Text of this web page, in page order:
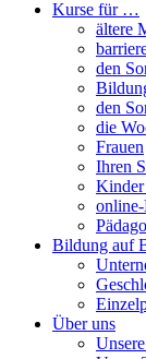
Kurse für …
ältere
den
den
die
Frauen
Ihren
Kinder
Bildung auf
Über uns